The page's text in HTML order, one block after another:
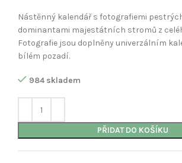
Nástěnný kalendář s fotografiemi
dominantami majestátních stromů z
Fotografie jsou doplněny univerzálním
bílém pozadí.
984 skladem
PŘIDAT DO KOŠÍKU